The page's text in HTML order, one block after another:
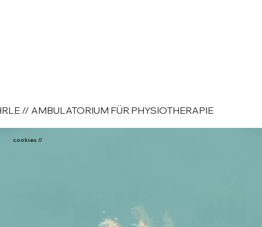
// AMBULATORIUM FÜR PHYSIOTHERAPIE
cookies //